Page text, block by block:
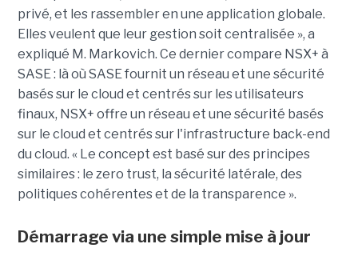
privé, et les rassembler en une application globale.
Elles veulent que leur gestion soit centralisée », a
expliqué M. Markovich. Ce dernier compare NSX+ à
SASE : là où SASE fournit un réseau et une sécurité
basés sur le cloud et centrés sur les utilisateurs
finaux, NSX+ offre un réseau et une sécurité basés
sur le cloud et centrés sur l'infrastructure back-end
du cloud. « Le concept est basé sur des principes
similaires : le zero trust, la sécurité latérale, des
politiques cohérentes et de la transparence ».
Démarrage via une simple mise à jour